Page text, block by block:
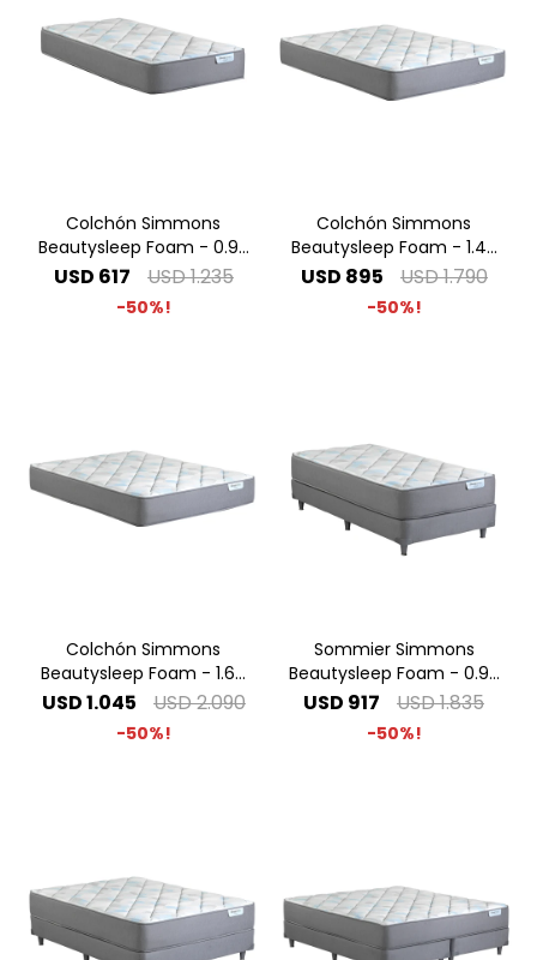
Colchón Simmons
Beautysleep Foam - 0.90
x 1.90 1 Plaza
USD 617 USD1.235
50
Colchón Simmons
Beautysleep Foam - 1.40
x 1.90 2 Plazas
USD 895 USD1.790
50
Colchón Simmons
Beautysleep Foam - 1.60
x 2.00 Queen
USD1.045 USD2.090
50
Sommier Simmons
Beautysleep Foam - 0.90
x 1.90 1 Plaza
USD 917 USD1.835
50